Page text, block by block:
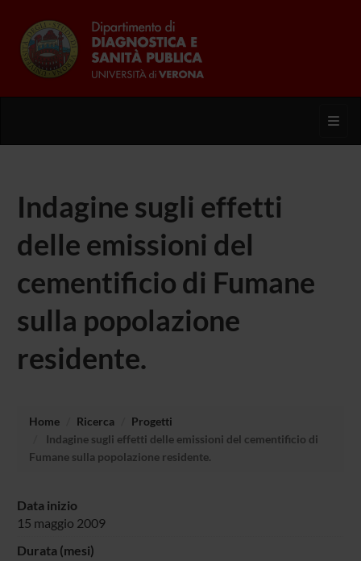
Indagine sugli effetti
delle emissioni del
cementificio di Fumane
sulla popolazione
residente.
Home Ricerca
Progetti
Indagine sugli effetti delle emissioni del cementificio di
Fumane sulla popolazione residente.
Data inizio
15 maggio 2009
Durata (mesi)